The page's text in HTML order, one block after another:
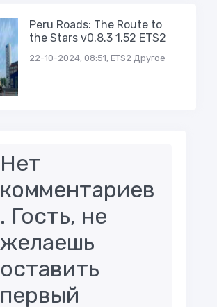
Peru Roads: The Route to
the Stars v0.8.3 1.52 ETS2
22-10-2024, 08:51, ETS2 Другое
Нет
комментариев
. Гость, не
желаешь
оставить
первый